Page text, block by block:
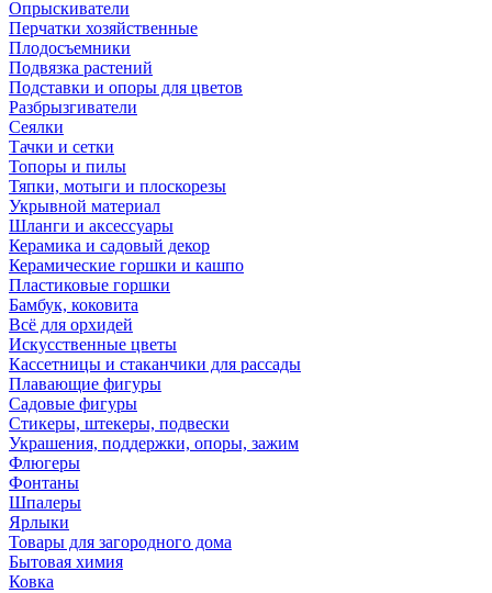
Опрыскиватели
Перчатки хозяйственные
Плодосъемники
Подвязка растений
Подставки и опоры для цветов
Разбрызгиватели
Сеялки
Тачки и сетки
Топоры и пилы
Тяпки, мотыги и плоскорезы
Укрывной материал
Шланги и аксессуары
Керамика и садовый декор
Керамические горшки и кашпо
Пластиковые горшки
Бамбук, коковита
Всё для орхидей
Искусственные цветы
Кассетницы и стаканчики для рассады
Плавающие фигуры
Садовые фигуры
Стикеры, штекеры, подвески
Украшения, поддержки, опоры, зажим
Флюгеры
Фонтаны
Шпалеры
Ярлыки
Товары для загородного дома
Бытовая химия
Ковка